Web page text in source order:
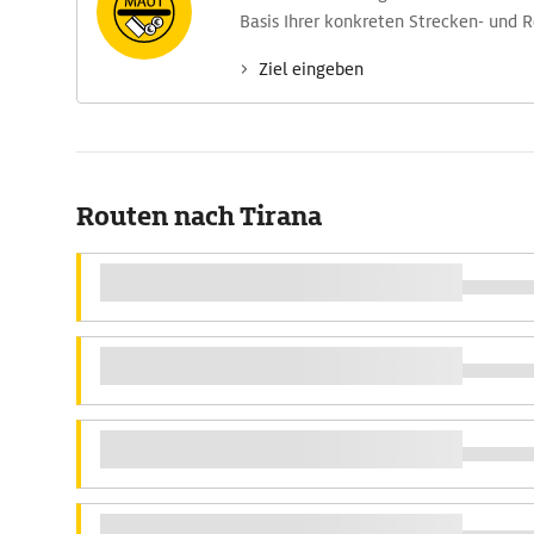
Basis Ihrer konkreten Strecken- und
Ziel eingeben
Routen nach Tirana